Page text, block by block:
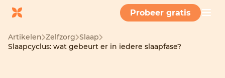
Probeer gratis
Artikelen Zelfzorg Slaap
Slaapcyclus: wat gebeurt er in iedere slaapfase?